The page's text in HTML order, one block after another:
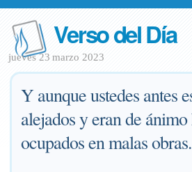
Verso del Día
jueves 23 marzo 2023
Y aunque ustedes antes
alejados y eran de
ocupados en malas obras.